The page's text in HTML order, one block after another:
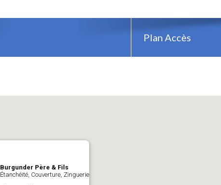
Plan Accès
Burgunder Père & Fils
Étanchéité, Couverture, Zinguerie